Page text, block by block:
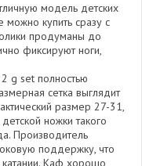
модель детских
купить сразу с
продуманы до
фиксируют ноги,
g set полностью
сетка выглядит
размер 27-31,
ножки такого
Производитель
поддержку, что
Каф хорошо